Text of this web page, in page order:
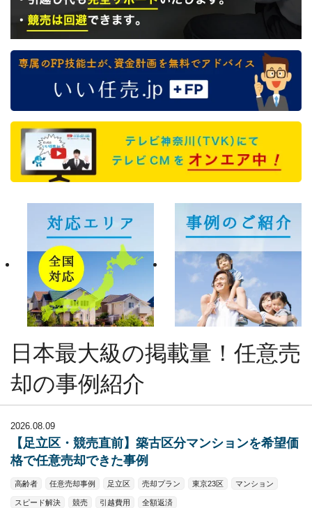
日本最大級の掲載量！任意売
却の事例紹介
2026.08.09
【足立区・競売直前】築古区分マンションを希望価
格で任意売却できた事例
高齢者 任意売却事例 足立区 売却プラン 東京23区 マンション
スピード解決 競売 引越費用 全額返済